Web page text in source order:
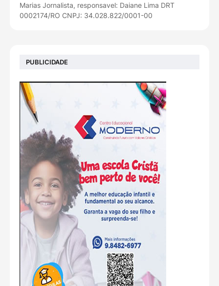
Marias Jornalista, responsavel: Daiane Lima DRT
0002174/RO CNPJ: 34.028.822/0001-00
PUBLICIDADE